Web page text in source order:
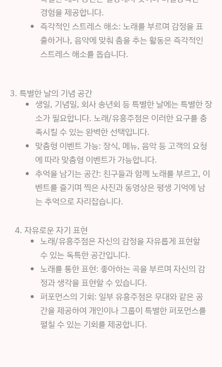
경험을 제공합니다.
즉각적인 스트레스 해소: 노래를 부르며 감정을 표
출하거나, 음악에 맞춰 춤을 추는 활동은 즉각적인
스트레스 해소를 돕습니다.
3. 특별한 날의 기념 공간
생일, 기념일, 회사 송년회 등 특별한 날에는 특별한 장
소가 필요합니다. 노래/유흥주점은 이러한 요구를 충
족시킬 수 있는 완벽한 선택입니다.
맞춤형 이벤트 가능: 장식, 메뉴, 음악 등 고객의 요청
에 따라 맞춤형 이벤트가 가능합니다.
추억을 남기는 공간: 친구들과 함께 노래를 부르고, 이
벤트를 즐기며 찍은 사진과 동영상은 평생 기억에 남
는 추억으로 자리잡습니다.
4. 자유로운 자기 표현
노래/유흥주점은 자신의 감정을 자유롭게 표현할
수 있는 독특한 공간입니다.
노래를 통한 표현: 좋아하는 곡을 부르며 자신의 감
정과 생각을 표현할 수 있습니다.
퍼포먼스의 기회: 일부 유흥주점은 무대와 같은 공
간을 제공하여 개인이나 그룹이 특별한 퍼포먼스를
펼칠 수 있는 기회를 제공합니다.